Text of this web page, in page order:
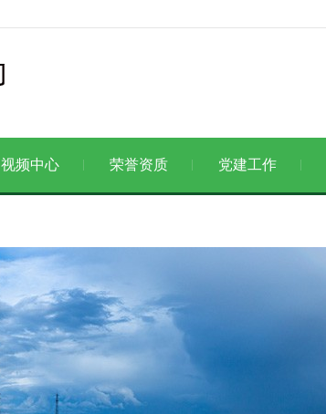
视频中心 荣誉资质 党建工作